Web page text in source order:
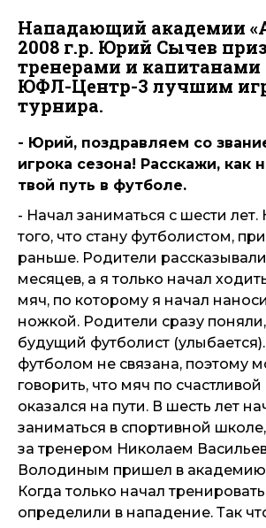
Нападающий академии
2008 г.р. Юрий Сычев
тренерами и
ЮФЛ-Центр-3 лучшим
турнира.
- Юрий, поздравляем со
игрока сезона! Расскажи, как
твой путь в футболе.
- Начал заниматься с шести
того, что стану футболистом,
раньше. Родители
месяцев, а я только начал
мяч, по которому я начал
ножкой. Родители сразу поняли,
будущий футболист
футболом не связана, поэтому
говорить, что мяч по
оказался на пути. В шесть лет
заниматься в спортивной
за тренером Николаем
Володиным пришел в академию
Когда только начал
определили в нападение. Так